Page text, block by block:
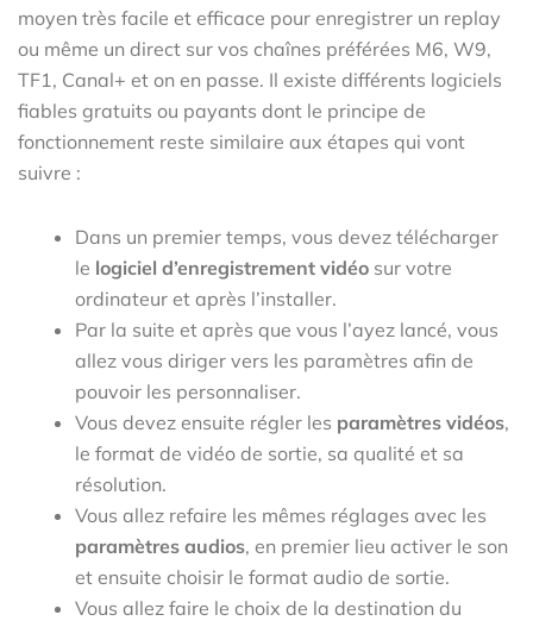
moyen très facile et efficace pour enregistrer un replay
ou même un direct sur vos chaînes préférées M6, W9,
TF1, Canal+ et on en passe. Il existe différents logiciels
fiables gratuits ou payants dont le principe de
fonctionnement reste similaire aux étapes qui vont
suivre :
Dans un premier temps, vous devez télécharger
le logiciel d’enregistrement vidéo sur votre
ordinateur et après l’installer.
Par la suite et après que vous l’ayez lancé, vous
allez vous diriger vers les paramètres afin de
pouvoir les personnaliser.
Vous devez ensuite régler les paramètres vidéos,
le format de vidéo de sortie, sa qualité et sa
résolution.
Vous allez refaire les mêmes réglages avec les
paramètres audios, en premier lieu activer le son
et ensuite choisir le format audio de sortie.
Vous allez faire le choix de la destination du